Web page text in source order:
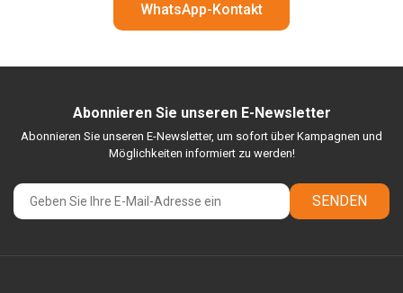
WhatsApp-Kontakt
Abonnieren Sie unseren E-Newsletter
Abonnieren Sie unseren E-Newsletter, um sofort über Kampagnen und
Möglichkeiten informiert zu werden!
SENDEN